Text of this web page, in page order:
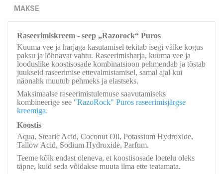
MAKSE
Raseerimiskreem - seep „Razorock“ Puros
Kuuma vee ja harjaga kasutamisel tekitab isegi väike kogus
paksu ja lõhnavat vahtu. Raseerimisharja, kuuma vee ja
looduslike koostisosade kombinatsioon pehmendab ja tõstab
juukseid raseerimise ettevalmistamisel, samal ajal kui
näonahk muutub pehmeks ja elastseks.
Maksimaalse raseerimistulemuse saavutamiseks
kombineerige see "RazoRock" Puros raseerimisjärgse
kreemiga.
Koostis
Aqua, Stearic Acid, Coconut Oil, Potassium Hydroxide,
Tallow Acid, Sodium Hydroxide, Parfum.
Teeme kõik endast oleneva, et koostisosade loetelu oleks
täpne, kuid seda võidakse muuta ilma ette teatamata.